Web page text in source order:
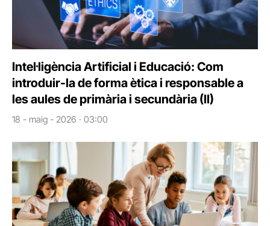
Intel·ligència Artificial i Educació: Com
introduir-la de forma ètica i responsable a
les aules de primària i secundària (II)
18 - maig - 2026 · 03:00